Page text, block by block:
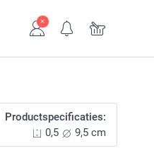
Productspecificaties:
0,5
9,5 cm